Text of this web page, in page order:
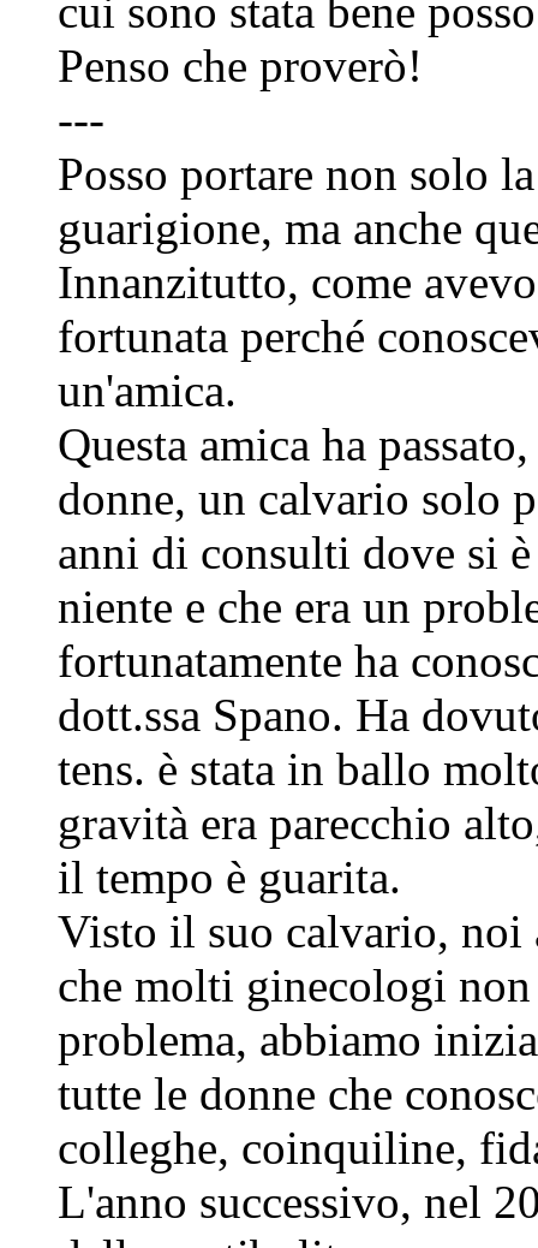
cui sono stata bene
Penso che proverò!
---
Posso portare non solo
guarigione, ma anche
Innanzitutto, come
fortunata perché
un'amica.
Questa amica ha
donne, un calvario solo
anni di consulti dove si
niente e che era un
fortunatamente ha
dott.ssa Spano. Ha
tens. è stata in ballo
gravità era parecchio
il tempo è guarita.
Visto il suo calvario, noi
che molti ginecologi
problema, abbiamo
tutte le donne che
colleghe, coinquiline,
L'anno successivo, nel